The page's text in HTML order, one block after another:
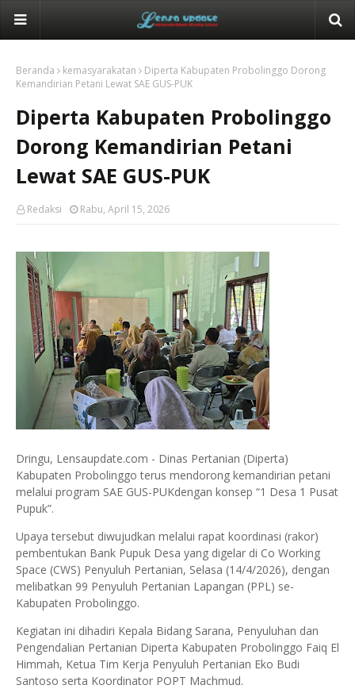
Beranda kemasyarakatan
Diperta Kabupaten Probolinggo Dorong
Kemandirian Petani Lewat SAE GUS-PUK
Diperta Kabupaten Probolinggo
Dorong Kemandirian Petani
Lewat SAE GUS-PUK
Redaksi Rabu, April 15, 2026
Dringu, Lensaupdate.com - Dinas Pertanian (Diperta)
Kabupaten Probolinggo terus mendorong kemandirian petani
melalui program SAE GUS-PUKdengan konsep “1 Desa 1 Pusat
Pupuk”.
Upaya tersebut diwujudkan melalui rapat koordinasi (rakor)
pembentukan Bank Pupuk Desa yang digelar di Co Working
Space (CWS) Penyuluh Pertanian, Selasa (14/4/2026), dengan
melibatkan 99 Penyuluh Pertanian Lapangan (PPL) se-
Kabupaten Probolinggo.
Kegiatan ini dihadiri Kepala Bidang Sarana, Penyuluhan dan
Pengendalian Pertanian Diperta Kabupaten Probolinggo Faiq El
Himmah, Ketua Tim Kerja Penyuluh Pertanian Eko Budi
Santoso serta Koordinator POPT Machmud.